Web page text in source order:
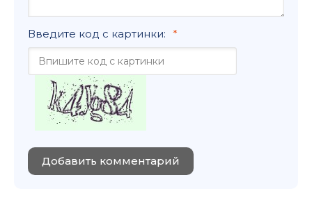
Введите код с картинки:
Добавить комментарий